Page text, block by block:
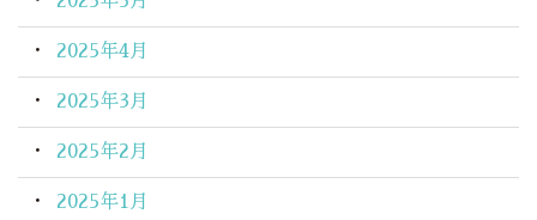
2025年4月
2025年3月
2025年2月
2025年1月